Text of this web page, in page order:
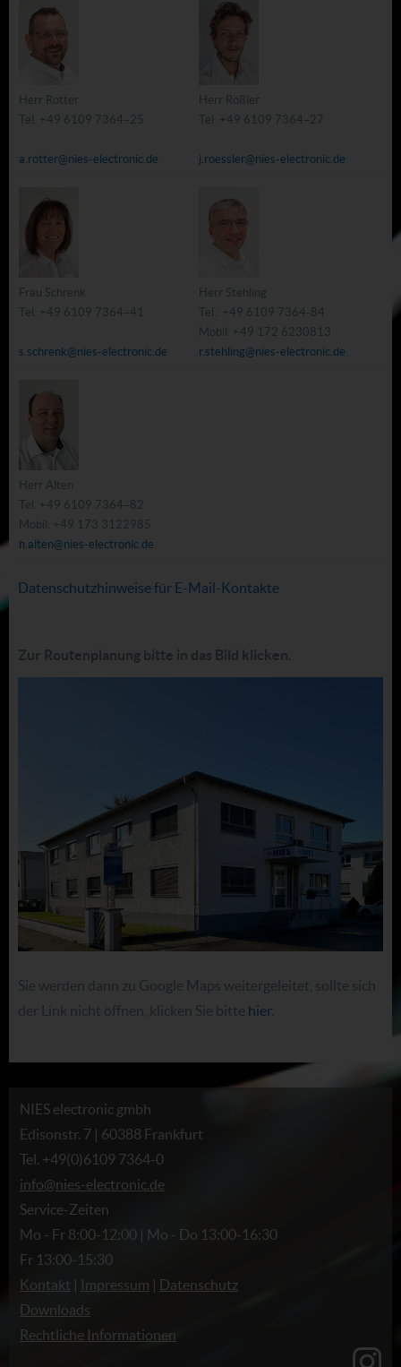
Herr Rotter
Tel. +49 6109 7364–25
a.rotter@nies-electronic.de
Herr Rößler
Tel. +49 6109 7364–27
j.roessler@nies-electronic.de
Frau Schrenk
Tel. +49 6109 7364–41
s.schrenk@nies-electronic.de
Herr Stehling
Tel.: +49 6109 7364-84
Mobil: +49 172 6230813
r.stehling@nies-electronic.de
Herr Alten
Tel. +49 6109 7364–82
Mobil: +49 173 3122985
h.alten@nies-electronic.de
Datenschutzhinweise für E-Mail-Kontakte
Zur Routenplanung bitte in das Bild klicken.
Sie werden dann zu Google Maps weitergeleitet, sollte sich
der Link nicht öffnen, klicken Sie bitte hier.
NIES electronic gmbh
Edisonstr. 7 | 60388 Frankfurt
Tel. +49(0)6109 7364-0
info@nies-electronic.de
Service-Zeiten
Mo - Fr 8:00-12:00 | Mo - Do 13:00-16:30
Fr 13:00-15:30
Kontakt
Impressum
Datenschutz
Downloads
Rechtliche Informationen